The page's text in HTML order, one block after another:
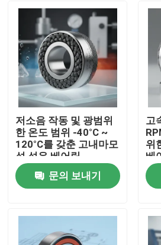
저소음 작동 및 광범위
한 온도 범위 -40°C ~
120°C를 갖춘 고내마모
성 섬유 베어링
문의 보내기
고
위
베
측